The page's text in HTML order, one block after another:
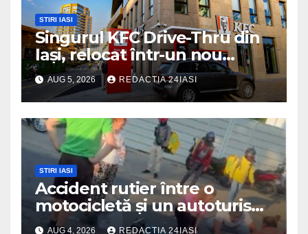
STIRI IASI
Singurul KFC Drive-Thru din
Iași, relocat într-un nou
spaţiu din Palas, cu peste
400 mp la interior și servicii
disponibile non-stop
AUG 5, 2026 REDACTIA 24IASI
STIRI IASI
Accident rutier între o
motocicletă și un autoturism
soldat cu un rănit
AUG 4, 2026 REDACTIA 24IASI